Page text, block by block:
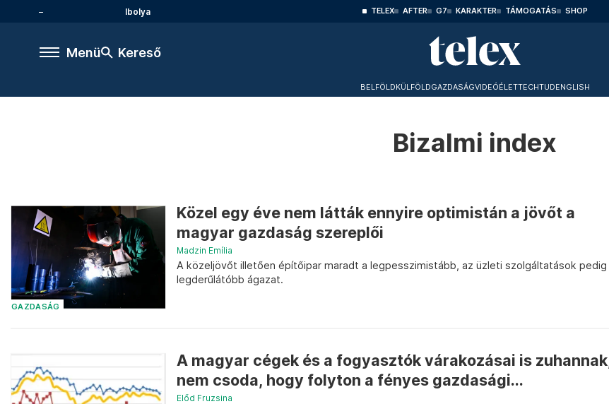
Ibolya TELEX AFTER G7 KARAKTER TÁMOGATÁS SHOP
Menü Kereső
BELFÖLDKÜLFÖLDGAZDASÁGVIDEÓÉLETTECHTUDENGLISH
Bizalmi index
GAZDASÁG
Közel egy éve nem látták ennyire optimistán a jövőt a
magyar gazdaság szereplői
Madzin Emília
A közeljövőt illetően építőipar maradt a legpesszimistább, az üzleti szolgáltatások pedig
legderűlátóbb ágazat.
A magyar cégek és a fogyasztók várakozásai is
nem csoda, hogy folyton a fényes gazdasági...
Előd Fruzsina